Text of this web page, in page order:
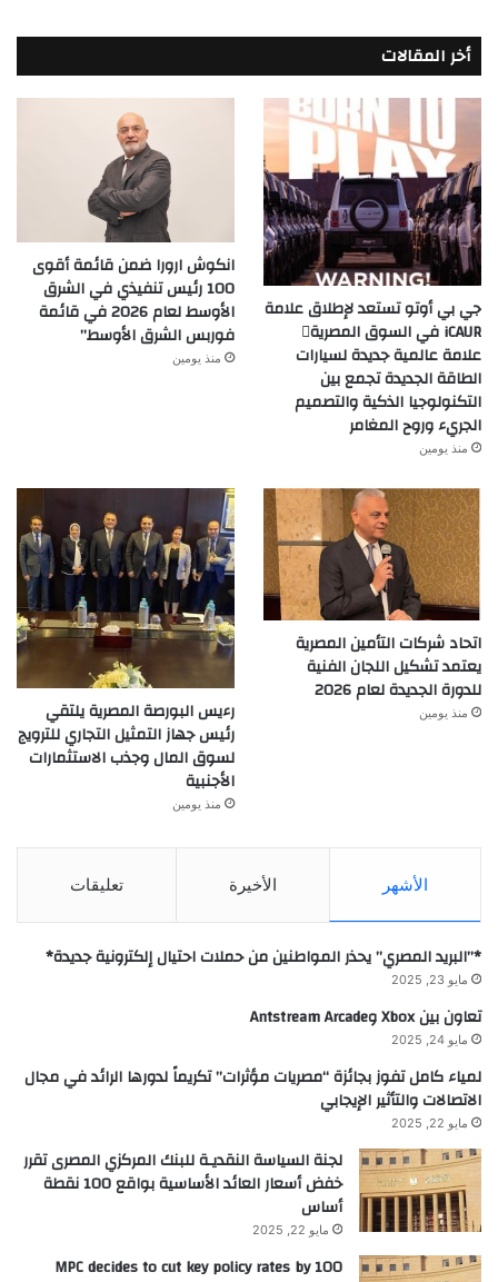
أخر المقالات
جي بي أوتو تستعد لإطلاق علامة
iCAUR في السوق المصرية
علامة عالمية جديدة لسيارات
الطاقة الجديدة تجمع بين
التكنولوجيا الذكية والتصميم
الجريء وروح المغامر
منذ يومين
انكوش ارورا ضمن قائمة أقوى
100 رئيس تنفيذي في الشرق
الأوسط لعام 2026 في قائمة
فوربس الشرق الأوسط”
منذ يومين
اتحاد شركات التأمين المصرية
يعتمد تشكيل اللجان الفنية
للدورة الجديدة لعام 2026
منذ يومين
رءيس البورصة المصرية يلتقي
رئيس جهاز التمثيل التجاري للترويج
لسوق المال وجذب الاستثمارات
الأجنبية
منذ يومين
الأشهر الأخيرة تعليقات
*”البريد المصري” يحذر المواطنين من حملات احتيال إلكترونية جديدة*
مايو 23, 2025
تعاون بين Xbox وAntstream Arcade
مايو 24, 2025
لمياء كامل تفوز بجائزة “مصريات مؤثرات” تكريماً لدورها الرائد في مجال
الاتصالات والتأثير الإيجابي
مايو 22, 2025
لجنة السياسة النقديـة للبنك المركزي المصرى تقرر
خفض أسعار العائد الأساسية بواقع 100 نقطة
أساس
مايو 22, 2025
MPC decides to cut key policy rates by 100